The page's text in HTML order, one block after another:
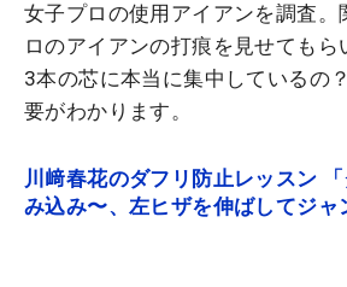
女子プロの使用アイアンを調査。
ロのアイアンの打痕を見せても
3本の芯に本当に集中しているの
要がわかります。
川﨑春花のダフリ防止レッスン
み込み〜、左ヒザを伸ばしてジャ